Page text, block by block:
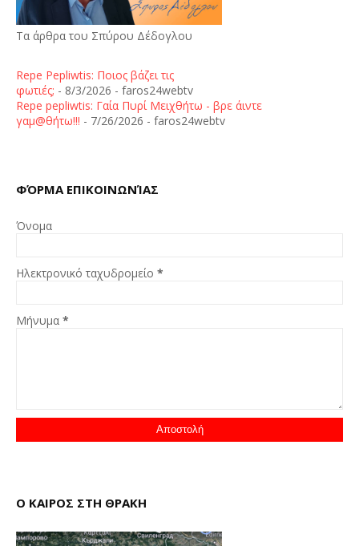
Τα άρθρα του Σπύρου Δέδογλου
Repe Pepliwtis: Ποιος βάζει τις
φωτιές; - 8/3/2026 - faros24webtv
Repe pepliwtis: Γαία Πυρί Μειχθήτω - βρε άιντε
γαμ@θήτω!!! - 7/26/2026 - faros24webtv
ΦΌΡΜΑ ΕΠΙΚΟΙΝΩΝΊΑΣ
Όνομα
Ηλεκτρονικό ταχυδρομείο *
Μήνυμα *
Ο ΚΑΙΡΟΣ ΣΤΗ ΘΡΑΚΗ